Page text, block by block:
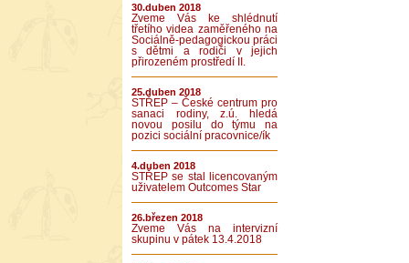
30.duben 2018
Zveme Vás ke shlédnutí
třetího videa zaměřeného na
Sociálně-pedagogickou práci
s dětmi a rodiči v jejich
přirozeném prostředí II.
25.duben 2018
STŘEP – České centrum pro
sanaci rodiny, z.ú. hledá
novou posilu do týmu na
pozici sociální pracovnice/ík
4.duben 2018
STŘEP se stal licencovaným
uživatelem Outcomes Star
26.březen 2018
Zveme Vás na intervizní
skupinu v pátek 13.4.2018